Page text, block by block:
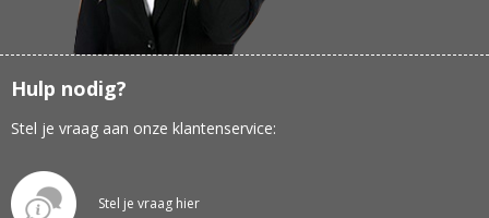
Hulp nodig?
Stel je vraag aan onze klantenservice:
Stel je vraag hier